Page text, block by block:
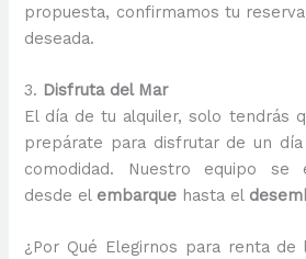
propuesta, confirmamos tu
deseada.
3. Disfruta del Mar
El día de tu alquiler, solo tendrás
prepárate para disfrutar de un
comodidad. Nuestro equipo se
desde el embarque hasta el
¿Por Qué Elegirnos para renta de